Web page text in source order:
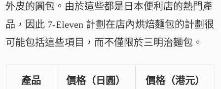
外皮的圓包。由於這些都是日本便利店的熱門產
品，因此 7-Eleven 計劃在店內烘焙麵包的計劃很
可能包括這些項目，而不僅限於三明治麵包。
產品 價格（日圓） 價格（港元）